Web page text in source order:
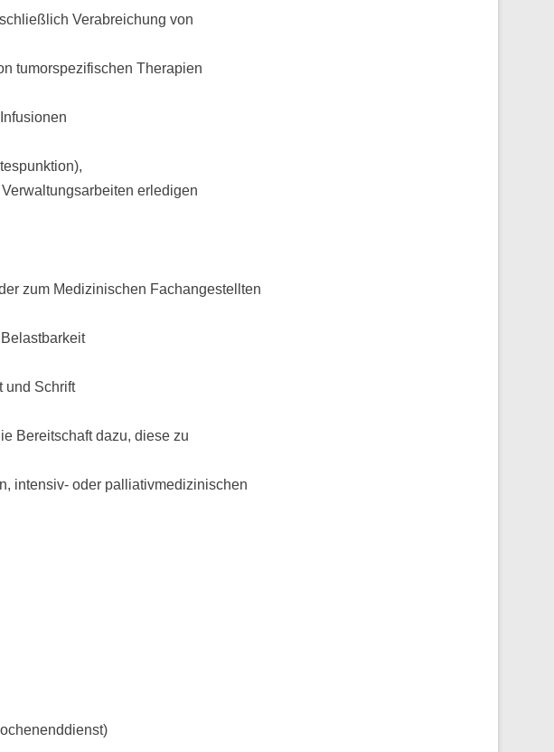
Verabreichung von
tumorspezifischen Therapien
erledigen
zum Medizinischen Fachangestellten
und Schrift
Bereitschaft dazu, diese zu
intensiv- oder palliativmedizinischen